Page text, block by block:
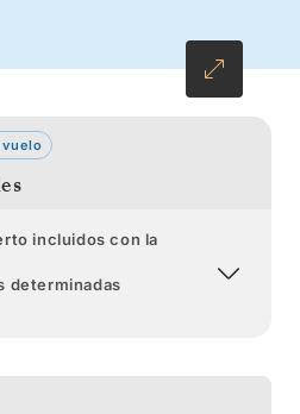
los cruceros de lujo.
vuelo
incluidos con la
determinadas